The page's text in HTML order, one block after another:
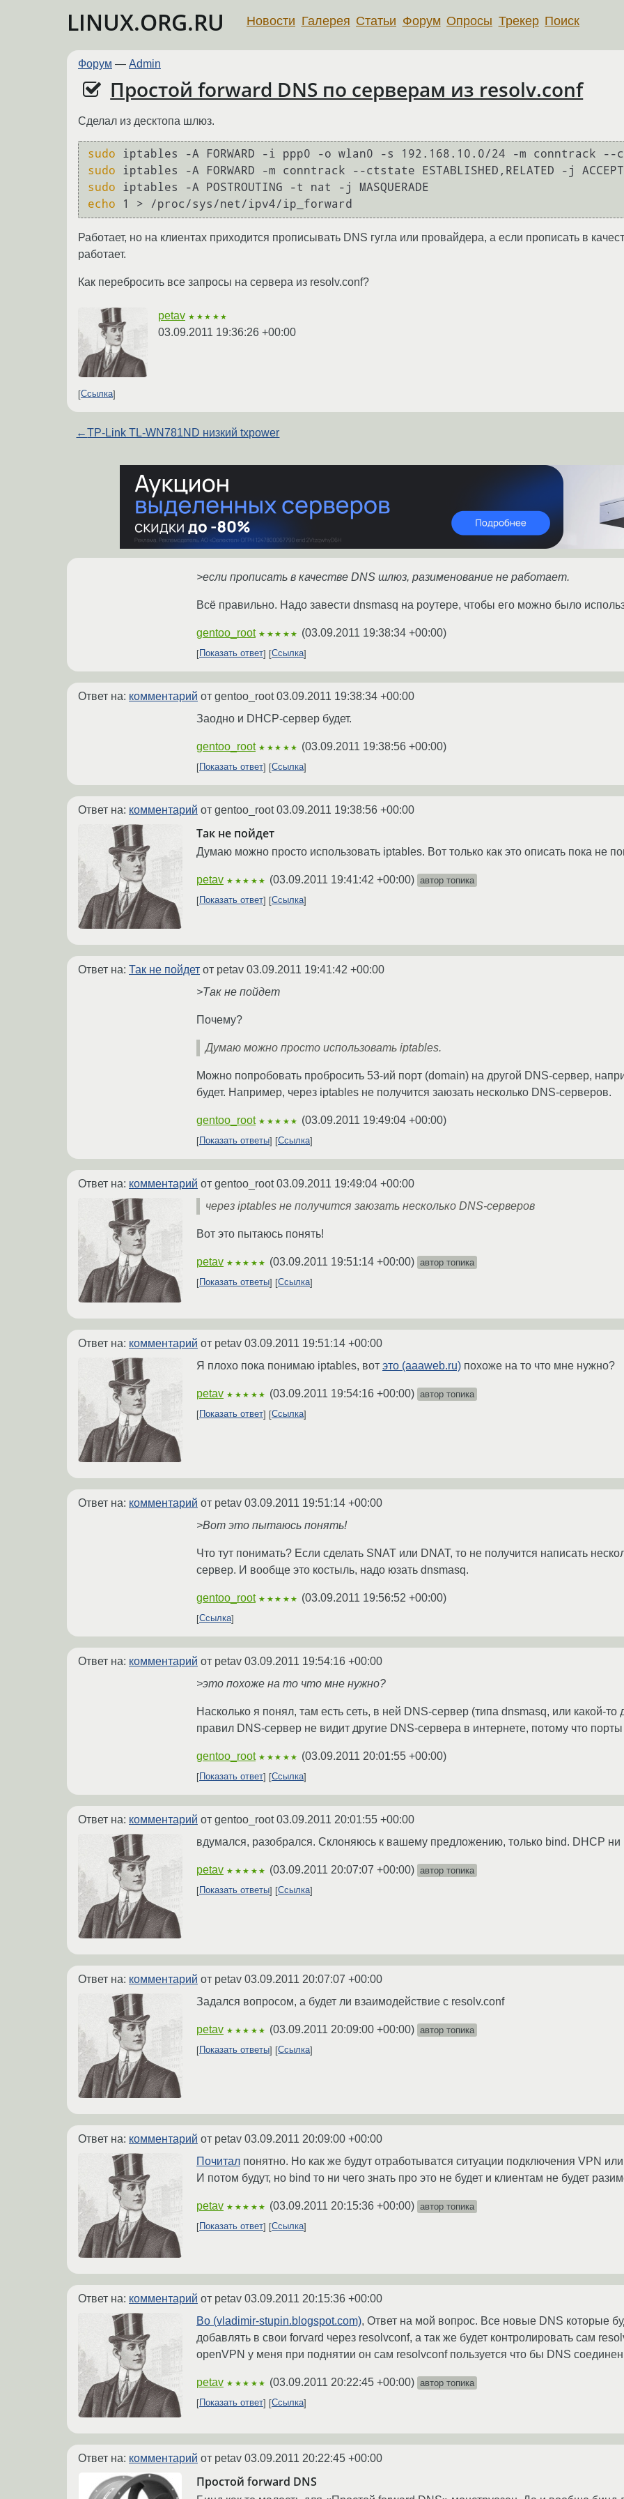
LINUX.ORG.RU Новости Галерея Статьи Форум Опросы Трекер Поиск
Форум — Admin
Простой forward DNS по серверам из resolv.conf
Сделал из десктопа шлюз.
sudo
sudo
sudo
echo
Работает, но на клиентах приходится прописывать DNS гугла или провайдера, а если прописать в
работает.
Как перебросить все запросы на сервера из resolv.conf?
petav ★★★★★
03.09.2011 19:36:26 +00:00
Ссылка
←TP-Link TL-WN781ND низкий txpower
>если прописать в качестве DNS шлюз, разименование не работает.
Всё правильно. Надо завести dnsmasq на роутере, чтобы его можно было
gentoo_root ★★★★★ (03.09.2011 19:38:34 +00:00)
Показать ответ Ссылка
Ответ на: комментарий от gentoo_root03.09.2011 19:38:34 +00:00
Заодно и DHCP-сервер будет.
gentoo_root ★★★★★ (03.09.2011 19:38:56 +00:00)
Показать ответ Ссылка
Ответ на: комментарий от gentoo_root03.09.2011 19:38:56 +00:00
Так не пойдет
Думаю можно просто использовать iptables. Вот только как это описать пока не
petav ★★★★★ (03.09.2011 19:41:42 +00:00) автор топика
Показать ответ
Ссылка
Ответ на: Так не пойдет от petav 03.09.2011 19:41:42 +00:00
>Так не пойдет
Почему?
Думаю можно просто использовать iptables.
Можно попробовать пробросить 53-ий порт (domain) на другой DNS-сервер,
будет. Например, через iptables не получится заюзать несколько DNS-серверов.
gentoo_root ★★★★★ (03.09.2011 19:49:04 +00:00)
Показать ответы Ссылка
Ответ на: комментарий от gentoo_root03.09.2011 19:49:04 +00:00
через iptables не получится заюзать несколько DNS-серверов
Вот это пытаюсь понять!
petav ★★★★★ (03.09.2011 19:51:14 +00:00) автор топика
Показать ответы
Ссылка
Ответ на: комментарий от petav 03.09.2011 19:51:14 +00:00
Я плохо пока понимаю iptables, вот это (aaaweb.ru) похоже на то что мне нужно?
petav ★★★★★ (03.09.2011 19:54:16 +00:00) автор топика
Показать ответ
Ссылка
Ответ на: комментарий от petav 03.09.2011 19:51:14 +00:00
>Вот это пытаюсь понять!
Что тут понимать? Если сделать SNAT или DNAT, то не получится написать
сервер. И вообще это костыль, надо юзать dnsmasq.
gentoo_root ★★★★★ (03.09.2011 19:56:52 +00:00)
Ссылка
Ответ на: комментарий от petav 03.09.2011 19:54:16 +00:00
>это похоже на то что мне нужно?
Насколько я понял, там есть сеть, в ней DNS-сервер (типа dnsmasq, или какой-
правил DNS-сервер не видит другие DNS-сервера в интернете, потому что
gentoo_root ★★★★★ (03.09.2011 20:01:55 +00:00)
Показать ответ Ссылка
Ответ на: комментарий от gentoo_root03.09.2011 20:01:55 +00:00
вдумался, разобрался. Склоняюсь к вашему предложению, только bind. DHCP ни
petav ★★★★★ (03.09.2011 20:07:07 +00:00) автор топика
Показать ответы
Ссылка
Ответ на: комментарий от petav 03.09.2011 20:07:07 +00:00
Задался вопросом, а будет ли взаимодействие с resolv.conf
petav ★★★★★ (03.09.2011 20:09:00 +00:00) автор топика
Показать ответы
Ссылка
Ответ на: комментарий от petav 03.09.2011 20:09:00 +00:00
Почитал понятно. Но как же будут отработыватся ситуации подключения VPN
И потом будут, но bind то ни чего знать про это не будет и клиентам не будет
petav ★★★★★ (03.09.2011 20:15:36 +00:00) автор топика
Показать ответ
Ссылка
Ответ на: комментарий от petav 03.09.2011 20:15:36 +00:00
Во (vladimir-stupin.blogspot.com), Ответ на мой вопрос. Все новые DNS которые
добавлять в свои forvard через resolvconf, а так же будет контролировать сам
openVPN у меня при поднятии он сам resolvconf пользуется что бы DNS
petav ★★★★★ (03.09.2011 20:22:45 +00:00) автор топика
Показать ответ
Ссылка
Ответ на: комментарий от petav 03.09.2011 20:22:45 +00:00
Простой forward DNS